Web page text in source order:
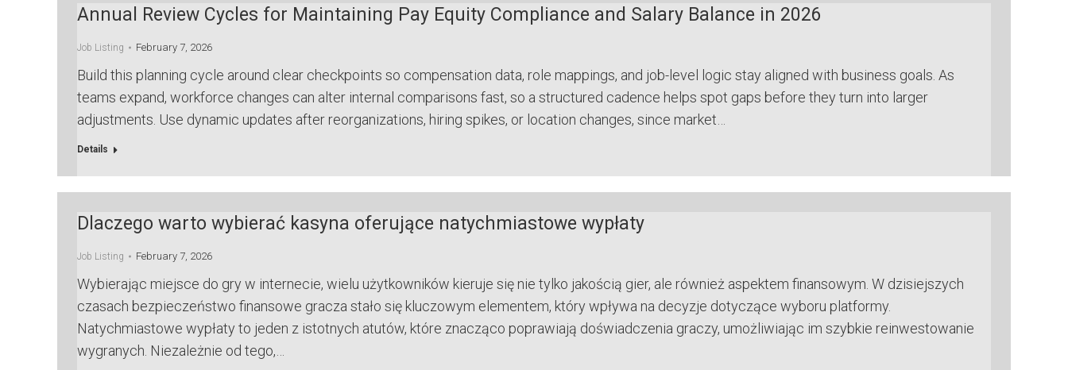
Annual Review Cycles for Maintaining Pay Equity Compliance and Salary Balance in 2026
Job Listing February 7, 2026
Build this planning cycle around clear checkpoints so compensation data, role mappings, and job-level logic stay aligned with business goals. As
teams expand, workforce changes can alter internal comparisons fast, so a structured cadence helps spot gaps before they turn into larger
adjustments. Use dynamic updates after reorganizations, hiring spikes, or location changes, since market…
Details
Dlaczego warto wybierać kasyna oferujące natychmiastowe wypłaty
Job Listing February 7, 2026
Wybierając miejsce do gry w internecie, wielu użytkowników kieruje się nie tylko jakością gier, ale również aspektem finansowym. W dzisiejszych
czasach bezpieczeństwo finansowe gracza stało się kluczowym elementem, który wpływa na decyzje dotyczące wyboru platformy.
Natychmiastowe wypłaty to jeden z istotnych atutów, które znacząco poprawiają doświadczenia graczy, umożliwiając im szybkie reinwestowanie
wygranych. Niezależnie od tego,…